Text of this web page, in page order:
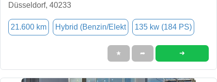
Düsseldorf, 40233
21.600 km Hybrid (Benzin/Elekt 135 kw (184 PS)
★ ➦ ➜